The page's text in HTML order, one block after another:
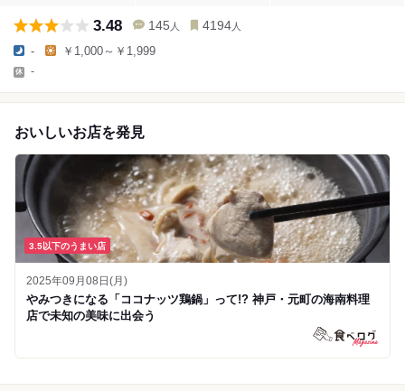
3.48 145 人 4194 人
- ￥1,000～￥1,999
-
おいしいお店を発見
3.5以下のうまい店
2025年09月08日(月)
やみつきになる「ココナッツ鶏鍋」って!? 神戸・元町の海南料理
店で未知の美味に出会う